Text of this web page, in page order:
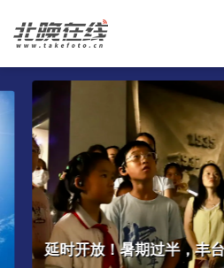
延时开放！暑期过半，丰台这些博物馆的“夏令时”还在继续→